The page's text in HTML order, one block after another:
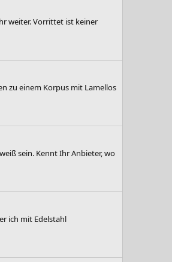
weiter. Vorrittet ist keiner
zu einem Korpus mit Lamellos
sein. Kennt Ihr Anbieter, wo
ich mit Edelstahl